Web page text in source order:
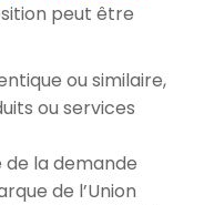
peut être
ou similaire,
ou services
de la demande
de l’Union